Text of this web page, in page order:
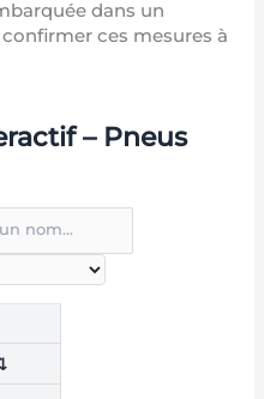
dans un
ces mesures à
– Pneus